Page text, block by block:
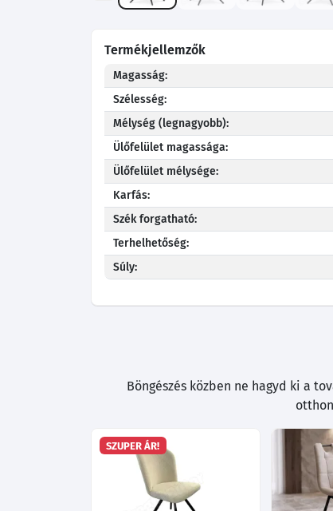
Termékjellemzők
Magasság:
Szélesség:
Mélység (legnagyobb):
Ülőfelület magassága:
Ülőfelület mélysége:
Karfás:
Szék forgatható:
Terhelhetőség:
Súly:
Böngészés közben ne hagyd ki a
SZUPER ÁR!